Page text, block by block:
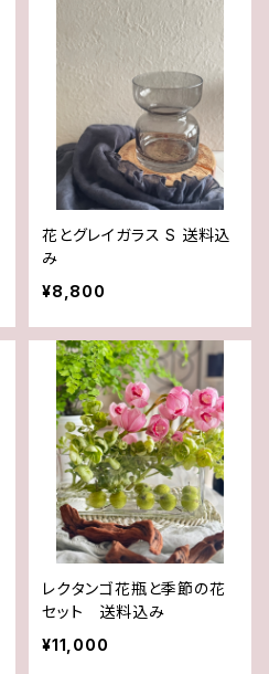
花とグレイガラス S 送料込
み
¥8,800
レクタンゴ花瓶と季節の花
セット 送料込み
¥11,000